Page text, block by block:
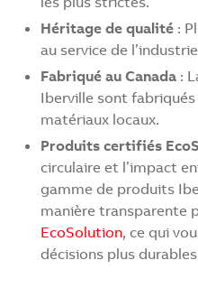
Héritage de qualité :
au service de
Fabriqué au Canada :
Iberville sont
matériaux locaux.
Produits certifiés
circulaire et l’impact
gamme de produits
manière transparente
EcoSolution, ce qui
décisions plus